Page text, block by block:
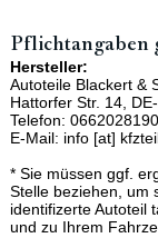
Pflichtangaben
Hersteller:
Autoteile Blackert &
Hattorfer Str. 14,
Telefon:
E-Mail: info [at]
* Sie müssen ggf.
Stelle beziehen, um
identifizerte Autoteil
und zu Ihrem